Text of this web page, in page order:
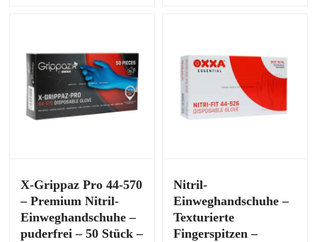
X-Grippaz Pro 44-570
– Premium Nitril-
Einweghandschuhe –
puderfrei – 50 Stück –
Nitril-
Einweghandschuhe –
Texturierte
Fingerspitzen –